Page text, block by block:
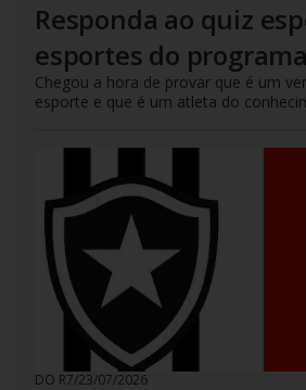
Responda ao quiz
esportes do programa
Chegou a hora de provar que é um
esporte e que é um atleta do
DO R7/23/07/2026